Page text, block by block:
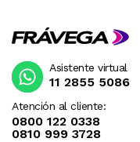
Atención al cliente:
0800 122 0338
0810 999 3728
Asistente virtual
11 2855 5086